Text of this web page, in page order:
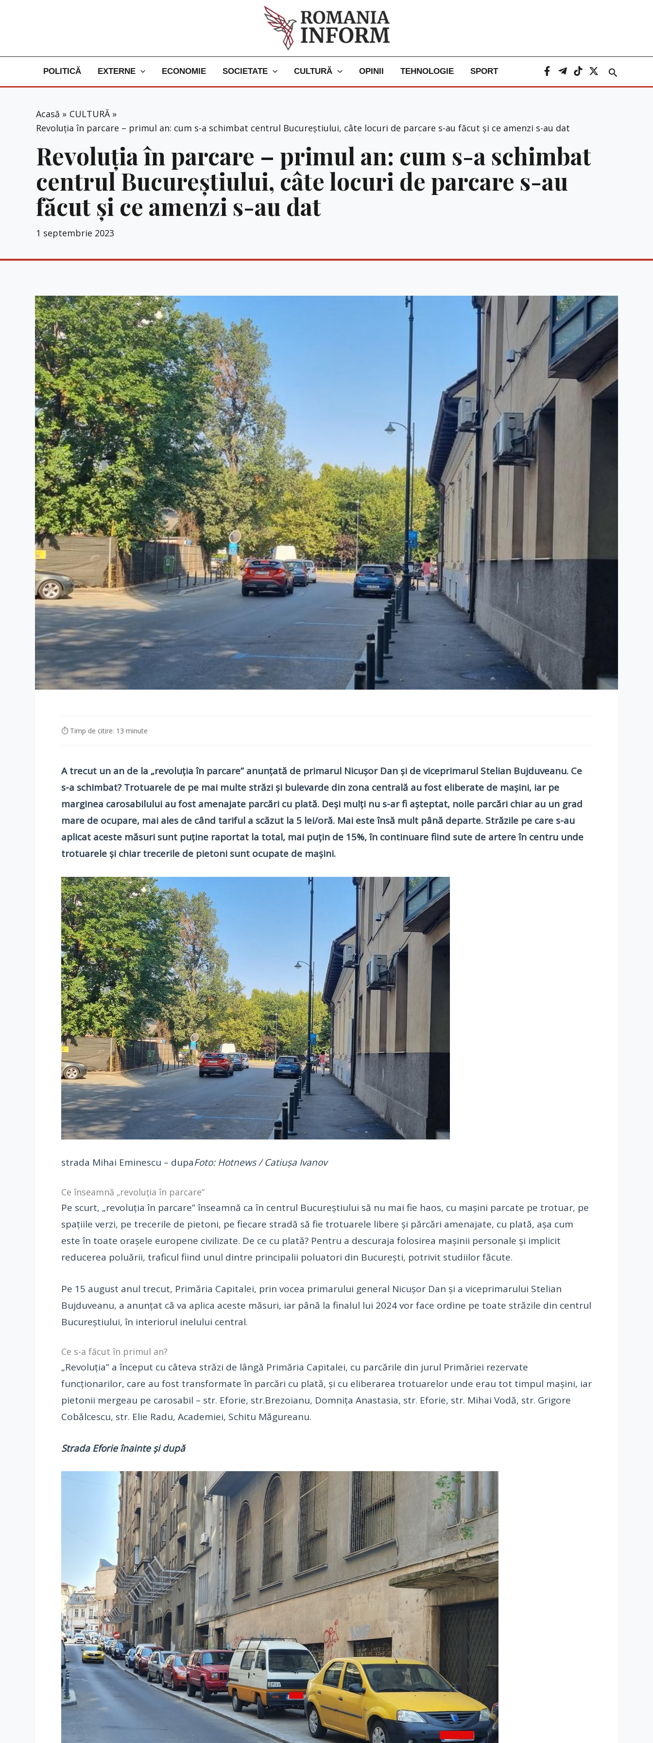
POLITICĂ EXTERNE ECONOMIE SOCIETATE CULTURĂ OPINII TEHNOLOGIE SPORT Caută
Acasă
CULTURĂ
Revoluția în parcare – primul an: cum s-a schimbat centrul Bucureștiului, câte locuri de parcare s-au făcut și ce amenzi s-au dat
Revoluția în parcare – primul an: cum s-a schimbat
centrul Bucureștiului, câte locuri de parcare s-au
făcut și ce amenzi s-au dat
1 septembrie 2023
⏱ Timp de citire: 13 minute
A trecut un an de la „revoluția în parcare” anunțată de primarul Nicușor Dan și de viceprimarul Stelian Bujduveanu. Ce
s-a schimbat? Trotuarele de pe mai multe străzi și bulevarde din zona centrală au fost eliberate de mașini, iar pe
marginea carosabilului au fost amenajate parcări cu plată. Deși mulți nu s-ar fi așteptat, noile parcări chiar au un grad
mare de ocupare, mai ales de când tariful a scăzut la 5 lei/oră. Mai este însă mult până departe. Străzile pe care s-au
aplicat aceste măsuri sunt puține raportat la total, mai puțin de 15%, în continuare fiind sute de artere în centru unde
trotuarele și chiar trecerile de pietoni sunt ocupate de mașini.
strada Mihai Eminescu – dupaFoto: Hotnews / Catiușa Ivanov
Ce înseamnă „revoluția în parcare”
Pe scurt, „revoluția în parcare” înseamnă ca în centrul Bucureștiului să nu mai fie haos, cu mașini parcate pe trotuar, pe
spațiile verzi, pe trecerile de pietoni, pe fiecare stradă să fie trotuarele libere și părcări amenajate, cu plată, așa cum
este în toate orașele europene civilizate. De ce cu plată? Pentru a descuraja folosirea mașinii personale și implicit
reducerea poluării, traficul fiind unul dintre principalii poluatori din București, potrivit studiilor făcute.
Pe 15 august anul trecut, Primăria Capitalei, prin vocea primarului general Nicușor Dan și a viceprimarului Stelian
Bujduveanu, a anunțat că va aplica aceste măsuri, iar până la finalul lui 2024 vor face ordine pe toate străzile din centrul
Bucureștiului, în interiorul inelului central.
Ce s-a făcut în primul an?
„Revoluția” a început cu câteva străzi de lângă Primăria Capitalei, cu parcările din jurul Primăriei rezervate
funcționarilor, care au fost transformate în parcări cu plată, și cu eliberarea trotuarelor unde erau tot timpul mașini, iar
pietonii mergeau pe carosabil – str. Eforie, str.Brezoianu, Domnița Anastasia, str. Eforie, str. Mihai Vodă, str. Grigore
Cobălcescu, str. Elie Radu, Academiei, Schitu Măgureanu.
Strada Eforie înainte și după